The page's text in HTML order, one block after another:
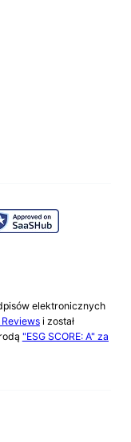
elektronicznych
Reviewsi został
"ESG SCORE: A" za